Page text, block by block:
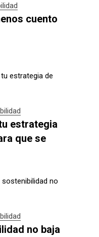
cuento
estrategia
que se
no baja